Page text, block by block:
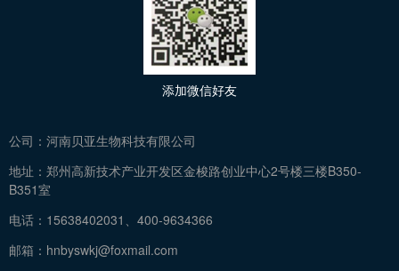
公司： 河南贝亚生物科技有限公司
地址： 郑州高新技术产业开发区金梭路创业中心2号楼三楼B350-
B351室
电话： 15638402031、400-9634366
邮箱： hnbyswkj@foxmail.com
添加微信好友